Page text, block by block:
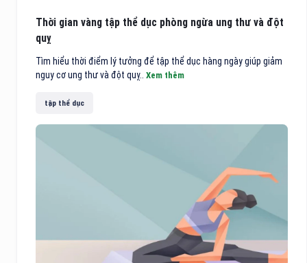
Thời gian vàng tập thể dục phòng ngừa ung thư và đột
quỵ
Tìm hiểu thời điểm lý tưởng để tập thể dục hàng ngày giúp giảm
nguy cơ ung thư và đột quỵ.. Xem thêm
tập thể dục